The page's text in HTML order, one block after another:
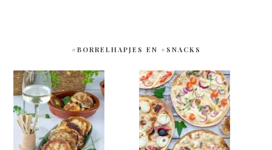
#BORRELHAPJES EN #SNACKS